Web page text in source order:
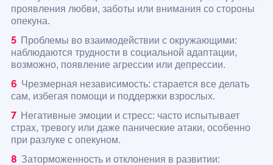
проявления любви, заботы или внимания со стороны
опекуна.
Проблемы во взаимодействии с окружающими:
наблюдаются трудности в социальной адаптации,
возможно, появление агрессии или депрессии.
Чрезмерная независимость: старается все делать
сам, избегая помощи и поддержки взрослых.
Негативные эмоции и стресс: часто испытывает
страх, тревогу или даже панические атаки, особенно
при разлуке с опекуном.
Заторможенность и отклонения в развитии: